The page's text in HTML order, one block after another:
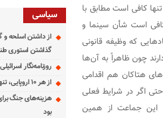
کافی است مطابق با
است شأن سینما و
که وظیفه قانونی
چون ظاهراً به آن‌ها
هتاکان هم اقدامی
اگر در شرایط فعلی
و این جماعت از همین
سیاسی
از داشتن اسلحه و
گذاشتن استوری
روزنامه‌نگار
از هر ۱۰ اروپایی، تنها یک نفر آمریکا را متحد خود می‌داند
هزینه‌های جنگ
بود